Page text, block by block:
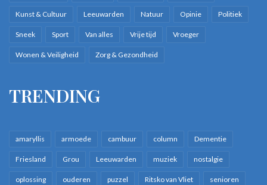
Kunst & Cultuur Leeuwarden Natuur Opinie Politiek
Sneek Sport Van alles Vrije tijd Vroeger
Wonen & Veiligheid Zorg & Gezondheid
TRENDING
amaryllis armoede cambuur column Dementie
Friesland Grou Leeuwarden muziek nostalgie
oplossing ouderen puzzel Ritsko van Vliet senioren